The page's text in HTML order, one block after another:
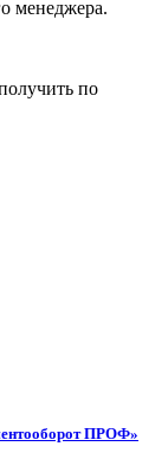
менеджера.
по
ПРОФ»